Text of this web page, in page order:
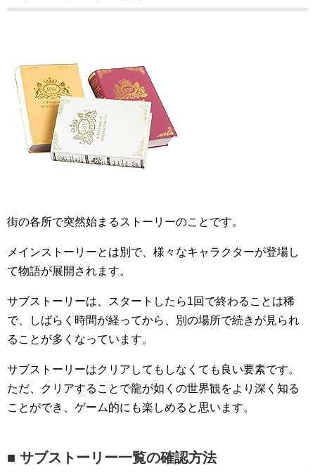
街の各所で突然始まるストーリーのことです。
メインストーリーとは別で、様々なキャラクターが登場し
て物語が展開されます。
サブストーリーは、スタートしたら1回で終わることは稀
で、しばらく時間が経ってから、別の場所で続きが見られ
ることが多くなっています。
サブストーリーはクリアしてもしなくても良い要素です。
ただ、クリアすることで龍が如くの世界観をより深く知る
ことができ、ゲーム的にも楽しめると思います。
■ サブストーリー一覧の確認方法